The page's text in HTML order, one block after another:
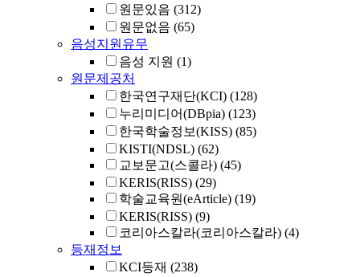
원문있음 (312)
원문없음 (65)
음성지원유무
음성 지원 (1)
원문제공처
한국연구재단(KCI) (128)
누리미디어(DBpia) (123)
한국학술정보(KISS) (85)
KISTI(NDSL) (62)
교보문고(스콜라) (45)
KERIS(RISS) (29)
학술교육원(eArticle) (19)
KERIS(RISS) (9)
코리아스칼라(코리아스칼라) (4)
등재정보
KCI등재 (238)